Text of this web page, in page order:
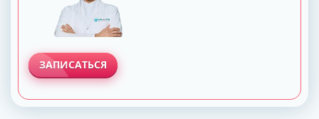
ЗАПИСАТЬСЯ